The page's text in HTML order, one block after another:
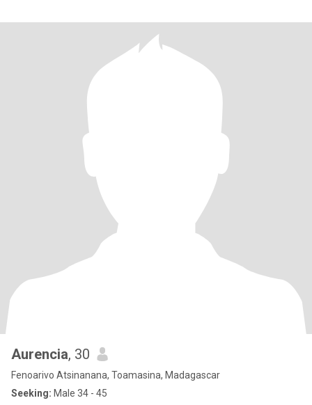
Aurencia, 30
Fenoarivo Atsinanana, Toamasina, Madagascar
Seeking: Male 34 - 45